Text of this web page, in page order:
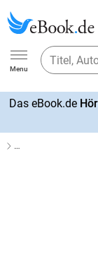
Ebook.de
Menu
Das eBook.de
…